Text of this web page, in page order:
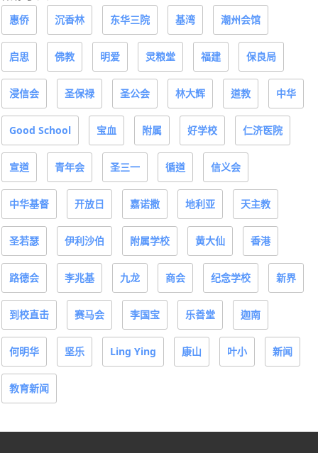
启思 佛教 明爱 灵粮堂 保良局
浸信会 圣保禄 圣公会 林大辉 道教
Good School 附属 好学校 仁济医院
宣道 青年会 圣三一 信义会
中华基督 开放日 嘉诺撒 地利亚
圣若瑟 伊利沙伯 附属学校 黄大仙 香港
路德会 李兆基 九龙 商会 纪念学校
到校直击 赛马会 李国宝 乐善堂 迦南
何明华 坚乐 Ling Ying 康山 叶小
教育新闻